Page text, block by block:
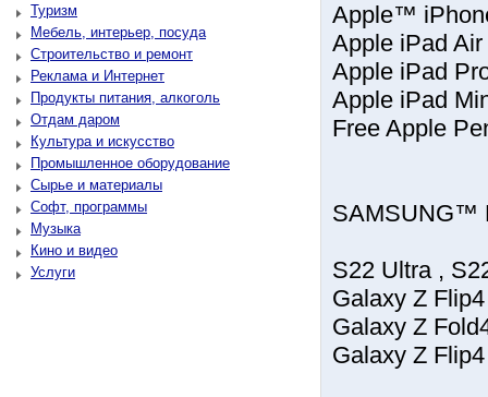
Туризм
Мебель, интерьер, посуда
Строительство и ремонт
Реклама и Интернет
Продукты питания, алкоголь
Отдам даром
Культура и искусство
Промышленное оборудование
Сырье и материалы
Софт, программы
Музыка
Кино и видео
Услуги
Apple™
Apple iPad
Apple iPad
Apple iPad
Free Apple
SAMSUNG™
S22 Ultra ,
Galaxy Z
Galaxy Z
Galaxy Z